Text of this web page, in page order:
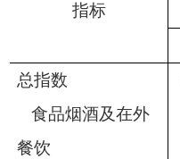
指标
总指数
食品烟酒及在外
餐饮